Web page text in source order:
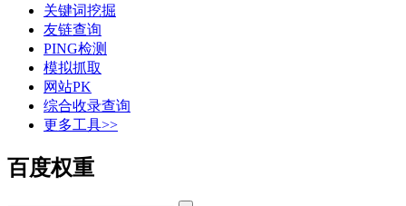
关键词挖掘
友链查询
PING检测
模拟抓取
网站PK
综合收录查询
更多工具>>
百度权重